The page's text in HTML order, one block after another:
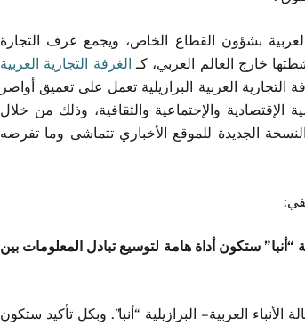
بشؤون القطاع الخاص، ويجمع غرف التجارة
خارج العالم العربي، كـ الغرفة التجارية العربية
العربية البرازيلية تعمل على تعميق أواصر
الإقتصادية والإجتماعية والثقافية، وذلك من خلال
الجديدة للموقع الأخباري تتماشى وما تفرضه
“أنبا” ستكون أداة هامة لتوسيع تبادل المعلومات بين
العربية – البرازيلية “أنبا”. وبكل تأكيد ستكون